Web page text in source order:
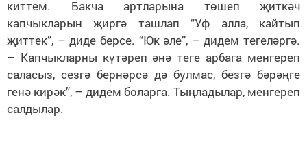
киттем. Бакча артларына төшеп җиткәч
капчыкларын җиргә ташлап “Уф алла, кайтып
җиттек”, – диде берсе. “Юк әле”, – дидем тегеләргә.
– Капчыкларны күтәреп әнә теге арбага менгереп
саласыз, сезгә бернәрсә дә булмас, безгә бәрәңге
генә кирәк”, – дидем боларга. Тыңладылар, менгереп
салдылар.